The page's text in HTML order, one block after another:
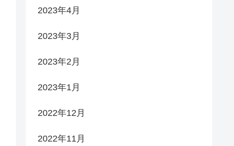
2023年4月
2023年3月
2023年2月
2023年1月
2022年12月
2022年11月